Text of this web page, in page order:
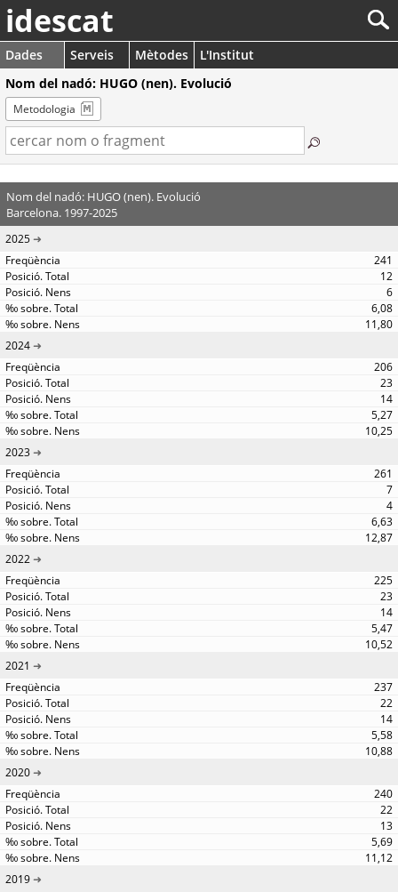
idescat
Dades Serveis Mètodes
L'Institut
Nom del nadó: HUGO (nen). Evolució
Metodologia
Nom del nadó: HUGO (nen). Evolució
Barcelona. 1997-2025
2025
241
12
6
6,08
11,80
2024
206
23
14
5,27
10,25
2023
261
7
4
6,63
12,87
2022
225
23
14
5,47
10,52
2021
237
22
14
5,58
10,88
2020
240
22
13
5,69
11,12
2019